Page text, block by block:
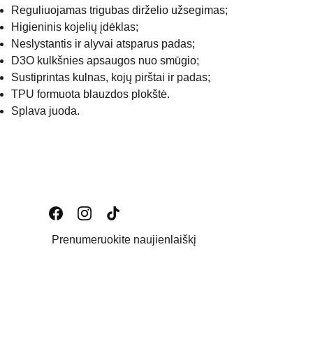
Reguliuojamas trigubas dirželio užsegimas;
Higieninis kojelių įdėklas;
Neslystantis ir alyvai atsparus padas;
D3O kulkšnies apsaugos nuo smūgio;
Sustiprintas kulnas, kojų pirštai ir padas;
TPU formuota blauzdos plokštė.
Splava juoda.
Prenumeruokite naujienlaiškį